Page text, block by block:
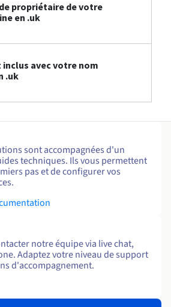
propriétaire de votre
en .uk
avec votre nom
.uk
sont accompagnées d'un
techniques. Ils vous permettent
pas et de configurer vos
notre équipe via live chat,
Adaptez votre niveau de support
d'accompagnement.